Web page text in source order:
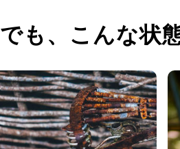
でも、 こんな状